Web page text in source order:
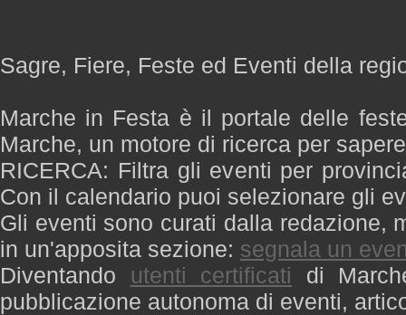
Sagre, Fiere, Feste ed Eventi della
Marche in Festa è il portale delle
Marche, un motore di ricerca per
RICERCA: Filtra gli eventi per
Con il calendario puoi selezionare gli
Gli eventi sono curati dalla redazione,
in un'apposita sezione: segnala un
Diventando utenti certificati di
pubblicazione autonoma di eventi,